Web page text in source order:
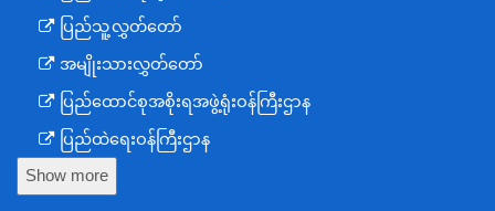
ပြည်သူ့လွှတ်တော်
အမျိုးသားလွှတ်တော်
ပြည်ထောင်စုအစိုးရအဖွဲ့ရုံးဝန်ကြီးဌာန
ပြည်ထဲရေးဝန်ကြီးဌာန
ကာကွယ်ရေးဝန်ကြီးဌာန
Show more